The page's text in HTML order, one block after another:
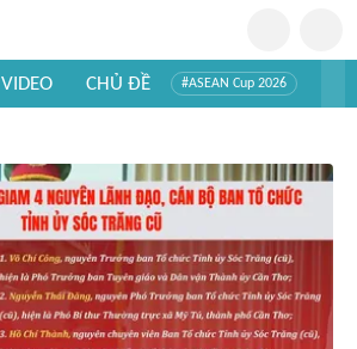
VIDEO CHỦ ĐỀ #ASEAN Cup 2026